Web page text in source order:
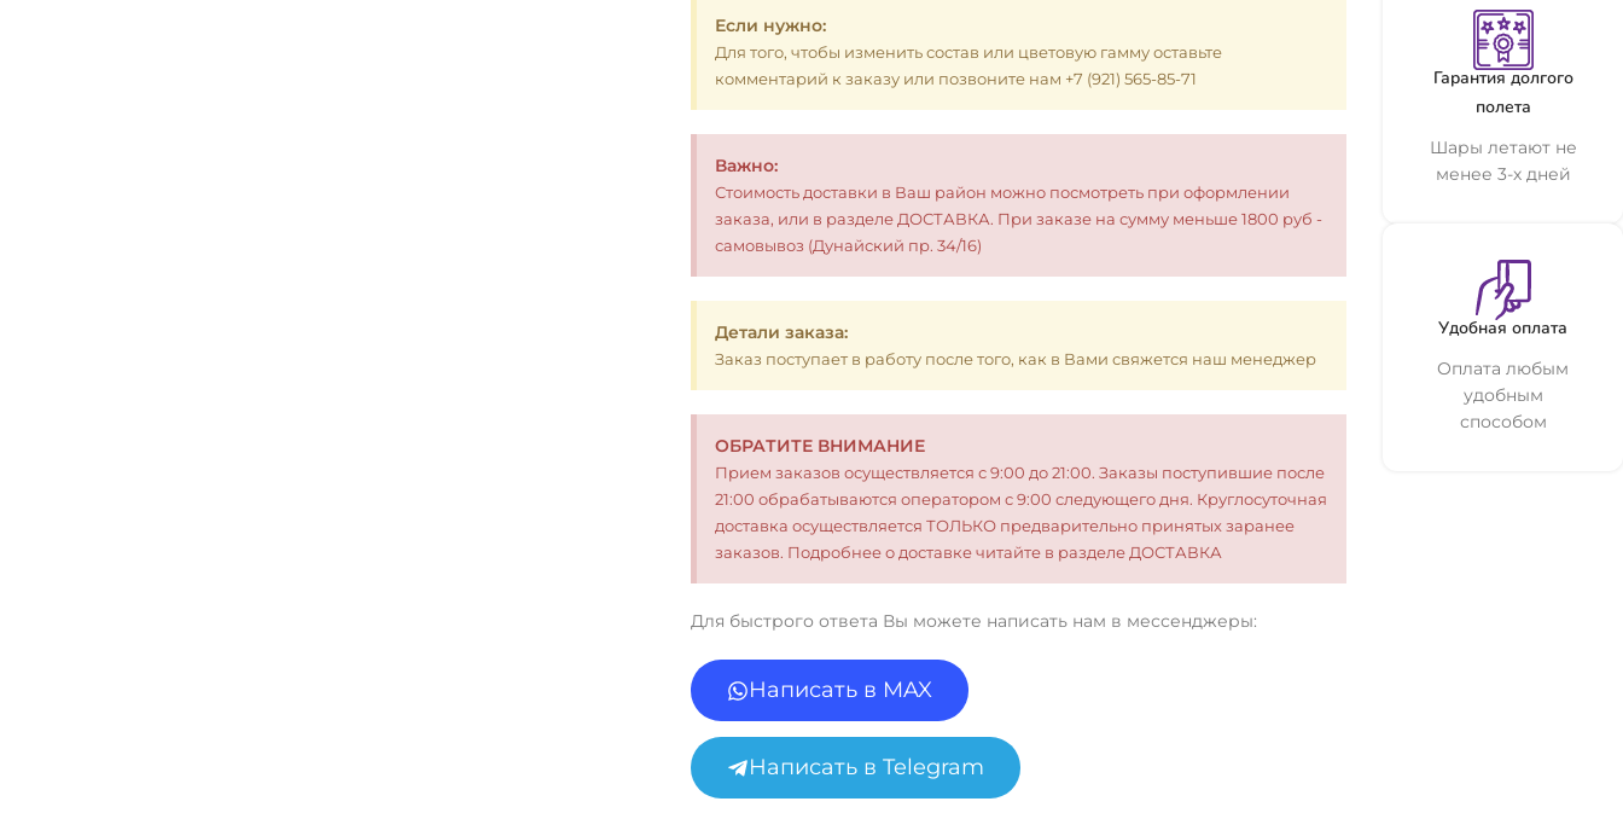
Если нужно:
Для того, чтобы изменить состав или цветовую гамму оставьте
комментарий к заказу или позвоните нам +7 (921) 565-85-71
Важно:
Стоимость доставки в Ваш район можно посмотреть при оформлении
заказа, или в разделе ДОСТАВКА. При заказе на сумму меньше 1800 руб -
самовывоз (Дунайский пр. 34/16)
Детали заказа:
Заказ поступает в работу после того, как в Вами свяжется наш менеджер
ОБРАТИТЕ ВНИМАНИЕ
Прием заказов осуществляется с 9:00 до 21:00. Заказы поступившие после
21:00 обрабатываются оператором с 9:00 следующего дня. Круглосуточная
доставка осуществляется ТОЛЬКО предварительно принятых заранее
заказов. Подробнее о доставке читайте в разделе ДОСТАВКА
Для быстрого ответа Вы можете написать нам в мессенджеры:
Написать в MAX
Написать в Telegram
Гарантия долгого
полета
Шары летают не
менее 3-х дней
Удобная оплата
Оплата любым
удобным
способом